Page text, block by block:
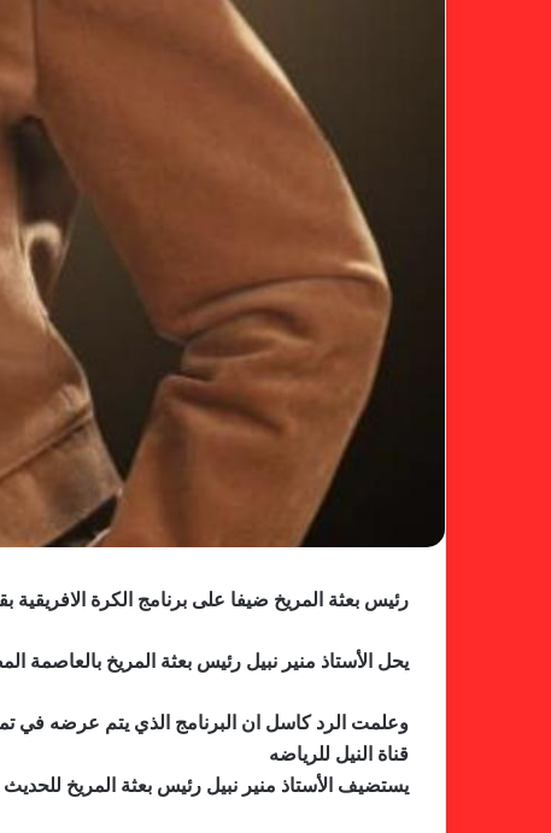
رئيس بعثة المريخ ضيفا على برنامج الكرة الافريقية
يحل الأستاذ منير نبيل رئيس بعثة المريخ بالعاصمة
وعلمت الرد كاسل ان البرنامج الذي يتم عرضه في
قناة النيل للرياضه
يستضيف الأستاذ منير نبيل رئيس بعثة المريخ